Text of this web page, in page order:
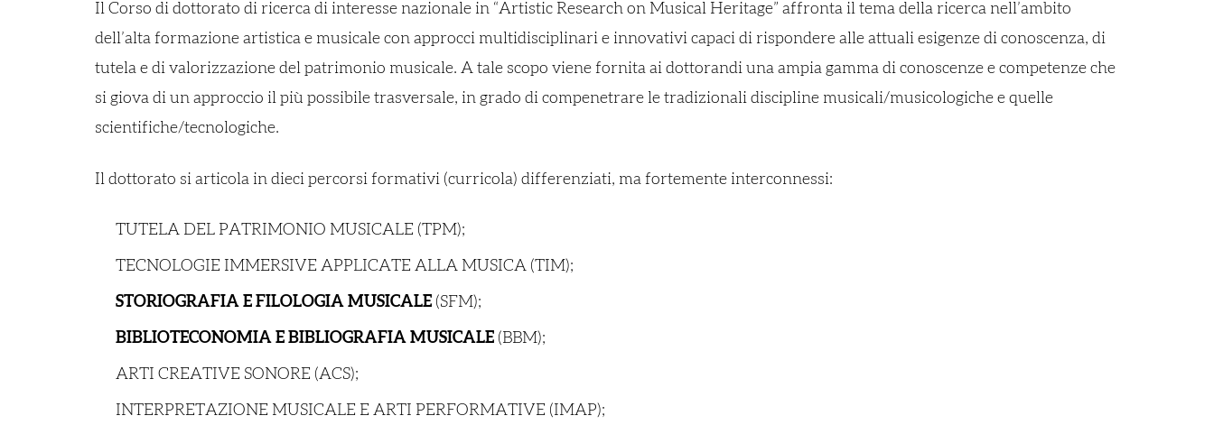
Il Corso di dottorato di ricerca di interesse nazionale in “Artistic Research on Musical Heritage” affronta il tema della ricerca nell’ambito
dell’alta formazione artistica e musicale con approcci multidisciplinari e innovativi capaci di rispondere alle attuali esigenze di conoscenza, di
tutela e di valorizzazione del patrimonio musicale. A tale scopo viene fornita ai dottorandi una ampia gamma di conoscenze e competenze che
si giova di un approccio il più possibile trasversale, in grado di compenetrare le tradizionali discipline musicali/musicologiche e quelle
scientifiche/tecnologiche.
Il dottorato si articola in dieci percorsi formativi (curricola) differenziati, ma fortemente interconnessi:
TUTELA DEL PATRIMONIO MUSICALE (TPM);
TECNOLOGIE IMMERSIVE APPLICATE ALLA MUSICA (TIM);
STORIOGRAFIA E FILOLOGIA MUSICALE (SFM);
BIBLIOTECONOMIA E BIBLIOGRAFIA MUSICALE (BBM);
ARTI CREATIVE SONORE (ACS);
INTERPRETAZIONE MUSICALE E ARTI PERFORMATIVE (IMAP);